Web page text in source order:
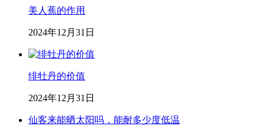
美人蕉的作用
2024年12月31日
绯牡丹的价值
2024年12月31日
仙客来能晒太阳吗，能耐多少度低温